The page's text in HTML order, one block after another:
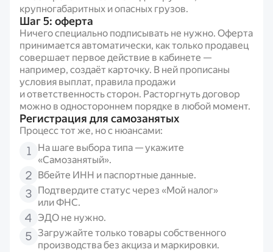
крупногабаритных и опасных грузов.
Шаг 5: оферта
Ничего специально подписывать не нужно. Оферта
принимается автоматически, как только продавец
совершает первое действие в кабинете —
например, создаёт карточку. В ней прописаны
условия выплат, правила продажи
и ответственность сторон. Расторгнуть договор
можно в одностороннем порядке в любой момент.
Регистрация для самозанятых
Процесс тот же, но с нюансами:
На шаге выбора типа — укажите
«Самозанятый».
Вбейте ИНН и паспортные данные.
Подтвердите статус через «Мой налог»
или ФНС.
ЭДО не нужно.
Загружайте только товары собственного
производства без акциза и маркировки.